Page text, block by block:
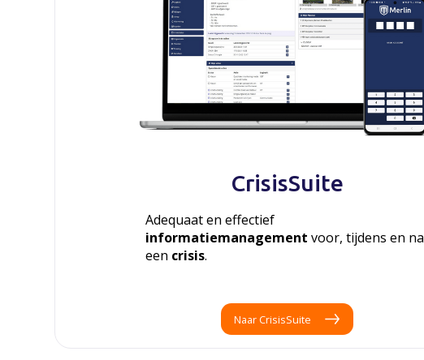
CrisisSuite
Adequaat en effectief
informatiemanagement voor, tijdens en na
een crisis.
Naar CrisisSuite